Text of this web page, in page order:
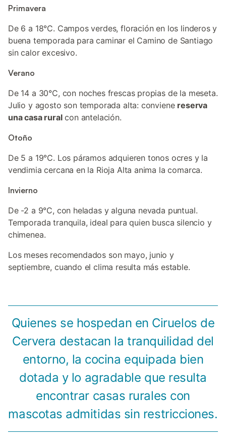
Primavera
De 6 a 18°C. Campos verdes, floración en los linderos y
buena temporada para caminar el Camino de Santiago
sin calor excesivo.
Verano
De 14 a 30°C, con noches frescas propias de la meseta.
Julio y agosto son temporada alta: conviene reserva
una casa ruralcon antelación.
Otoño
De 5 a 19°C. Los páramos adquieren tonos ocres y la
vendimia cercana en la Rioja Alta anima la comarca.
Invierno
De -2 a 9°C, con heladas y alguna nevada puntual.
Temporada tranquila, ideal para quien busca silencio y
chimenea.
Los meses recomendados son mayo, junio y
septiembre, cuando el clima resulta más estable.
Quienes se hospedan en Ciruelos de
Cervera destacan la tranquilidad del
entorno, la cocina equipada bien
dotada y lo agradable que resulta
encontrar casas rurales con
mascotas admitidas sin restricciones.